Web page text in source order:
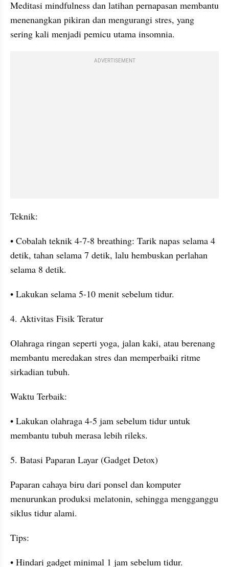
Meditasi mindfulness dan latihan pernapasan membantu
menenangkan pikiran dan mengurangi stres, yang
sering kali menjadi pemicu utama insomnia.
ADVERTISEMENT
Teknik:
• Cobalah teknik 4-7-8 breathing: Tarik napas selama 4
detik, tahan selama 7 detik, lalu hembuskan perlahan
selama 8 detik.
• Lakukan selama 5-10 menit sebelum tidur.
4. Aktivitas Fisik Teratur
Olahraga ringan seperti yoga, jalan kaki, atau berenang
membantu meredakan stres dan memperbaiki ritme
sirkadian tubuh.
Waktu Terbaik:
• Lakukan olahraga 4-5 jam sebelum tidur untuk
membantu tubuh merasa lebih rileks.
5. Batasi Paparan Layar (Gadget Detox)
Paparan cahaya biru dari ponsel dan komputer
menurunkan produksi melatonin, sehingga mengganggu
siklus tidur alami.
Tips:
• Hindari gadget minimal 1 jam sebelum tidur.